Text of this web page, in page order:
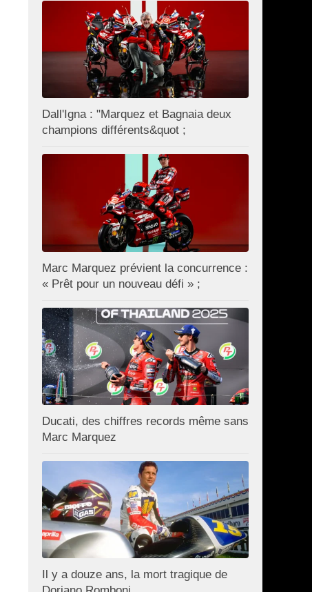
Dall'Igna : "Marquez et Bagnaia deux
champions différents&quot ;
Marc Marquez prévient la concurrence :
« Prêt pour un nouveau défi » ;
Ducati, des chiffres records même sans
Marc Marquez
Il y a douze ans, la mort tragique de